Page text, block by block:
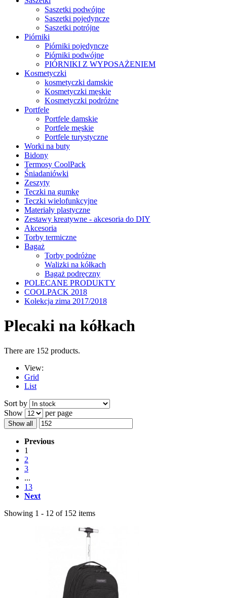
Saszetki podwójne
Saszetki pojedyncze
Saszetki potrójne
Piórniki
Piórniki pojedyncze
Piórniki podwójne
PIÓRNIKI Z WYPOSAŻENIEM
Kosmetyczki
kosmetyczki damskie
Kosmetyczki męskie
Kosmetyczki podróżne
Portfele
Portfele damskie
Portfele męskie
Portfele turystyczne
Worki na buty
Bidony
Termosy CoolPack
Śniadaniówki
Zeszyty
Teczki na gumkę
Teczki wielofunkcyjne
Materiały plastyczne
Zestawy kreatywne - akcesoria do DIY
Akcesoria
Torby termiczne
Bagaż
Torby podróżne
Walizki na kółkach
Bagaż podręczny
POLECANE PRODUKTY
COOLPACK 2018
Kolekcja zima 2017/2018
Plecaki na kółkach
There are 152 products.
View:
Grid
List
Sort by
Show
per page
Show all
Previous
1
2
3
...
13
Next
Showing 1 - 12 of 152 items